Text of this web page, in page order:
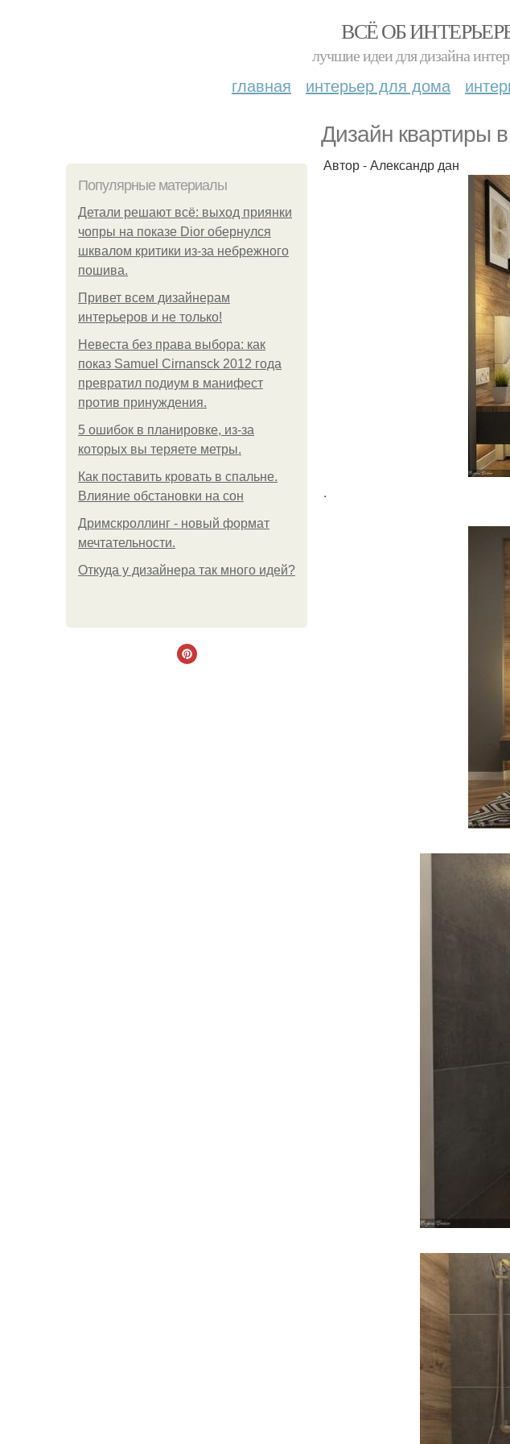
ВСЁ ОБ
лучшие идеи для дизайна
главная интерьер для дома
Дизайн квартиры
Популярные материалы
Детали решают всё: выход приянки
чопры на показе Dior обернулся
шквалом критики из-за небрежного
пошива.
Привет всем дизайнерам
интерьеров и не только!
Невеста без права выбора: как
показ Samuel Cirnansck 2012 года
превратил подиум в манифест
против принуждения.
5 ошибок в планировке, из-за
которых вы теряете метры.
Как поставить кровать в спальне.
Влияние обстановки на сон
Дримскроллинг - новый формат
мечтательности.
Откуда у дизайнера так много идей?
Автор - Александр дан
.